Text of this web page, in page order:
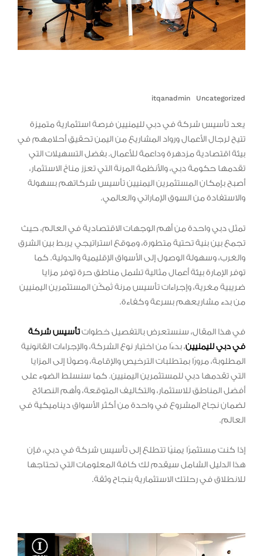
Uncategorized
itqanadmin
يعد تأسيس شركة في دبي لليمنيين فرصة استثمارية متميزة
تتيح لرجال الأعمال ورواد المشاريع من اليمن تحقيق أحلامهم في
بيئة اقتصادية مزدهرة وداعمة للأعمال. بفضل التسهيلات التي
تقدمها حكومة دبي، والأنظمة المرنة التي تعزز مناخ الاستثمار،
أصبح بإمكان المستثمرين اليمنيين تأسيس شركاتهم بسهولة
والاستفادة من السوق الإماراتي والعالمي.
تمثل دبي واحدة من أهم الوجهات الاقتصادية في العالم، حيث
تجمع بين بنية تحتية متطورة، وموقع استراتيجي يربط بين الشرق
والغرب، وسهولة الوصول إلى الأسواق الإقليمية والدولية. كما
توفر الإمارة بيئة أعمال مثالية تشمل مناطق حرة توفر مزايا
ضريبية مغرية، وإجراءات تأسيس مرنة تُمكّن المستثمرين اليمنيين
من بدء مشاريعهم بسرعة وكفاءة.
في هذا المقال، سنستعرض بالتفصيل خطواتتأسيس شركة
في دبي لليمنيين، بدءًا من اختيار نوع الشركة، والإجراءات القانونية
المطلوبة، مرورًا بمتطلبات الترخيص والإقامة، وصولًا إلى المزايا
التي تقدمها دبي للمستثمرين اليمنيين. كما سنسلط الضوء على
أفضل المناطق للاستثمار، والتكاليف المتوقعة، وأهم النصائح
لضمان نجاح المشروع في واحدة من أكثر الأسواق ديناميكية في
العالم.
إذا كنت مستثمرًا يمنيًا تتطلع إلى تأسيس شركة في دبي، فإن
هذا الدليل الشامل سيقدم لك كافة المعلومات التي تحتاجها
للانطلاق في رحلتك الاستثمارية بنجاح وثقة.